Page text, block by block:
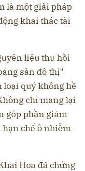
là một giải pháp
khai thác tài
liệu thu hồi
sản đô thị"
quý không hề
chỉ mang lại
góp phần giảm
hạn chế ô nhiễm
Hoa đã chứng